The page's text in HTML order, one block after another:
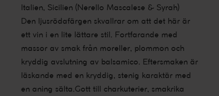
Italien, Sicilien (Nerello Mascalese & Syrah)
Den ljusrödafärgen skvallrar om att det här är
ett vin i en lite lättare stil. Fortfarande med
massor av smak från moreller, plommon och
kryddig avslutning av balsamico. Eftersmaken är
läskande med en kryddig, stenig karaktär med
en aning sälta.Gott till charkuterier, smakrika